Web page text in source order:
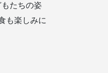
たちの姿
も楽しみに